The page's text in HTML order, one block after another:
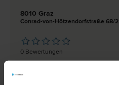
8010 Graz
Conrad-von-Hötzendorfstraße 68/2
0 Bewertungen